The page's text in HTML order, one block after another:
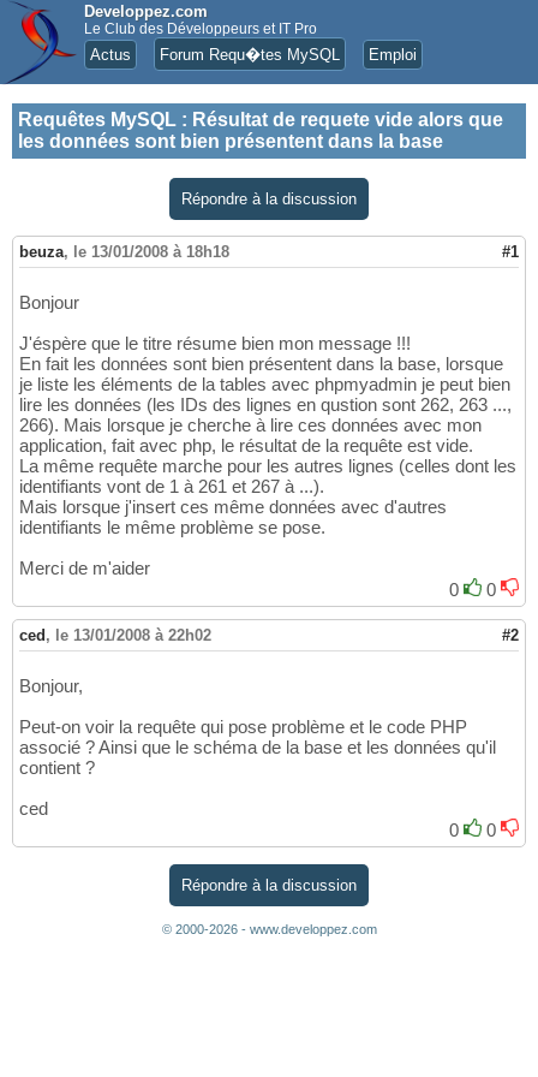
Developpez.com
Le Club des Développeurs et IT Pro
Actus Forum Requ�tes MySQL Emploi
Requêtes MySQL : Résultat de requete vide alors que
les données sont bien présentent dans la base
Répondre à la discussion
beuza, le 13/01/2008 à 18h18 #1
Bonjour
J'éspère que le titre résume bien mon message !!!
En fait les données sont bien présentent dans la base, lorsque
je liste les éléments de la tables avec phpmyadmin je peut bien
lire les données (les IDs des lignes en qustion sont 262, 263 ...,
266). Mais lorsque je cherche à lire ces données avec mon
application, fait avec php, le résultat de la requête est vide.
La même requête marche pour les autres lignes (celles dont les
identifiants vont de 1 à 261 et 267 à ...).
Mais lorsque j'insert ces même données avec d'autres
identifiants le même problème se pose.
Merci de m'aider
0
0
ced , le 13/01/2008 à 22h02 #2
Bonjour,
Peut-on voir la requête qui pose problème et le code PHP
associé ? Ainsi que le schéma de la base et les données qu'il
contient ?
ced
0
0
Répondre à la discussion
© 2000-2026 - www.developpez.com